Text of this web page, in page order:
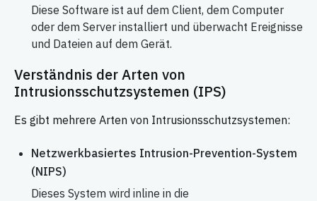
Diese Software ist auf dem Client, dem Computer
oder dem Server installiert und überwacht Ereignisse
und Dateien auf dem Gerät.
Verständnis der Arten von
Intrusionsschutzsystemen (IPS)
Es gibt mehrere Arten von Intrusionsschutzsystemen:
Netzwerkbasiertes Intrusion-Prevention-System
(NIPS)
Dieses System wird inline in die